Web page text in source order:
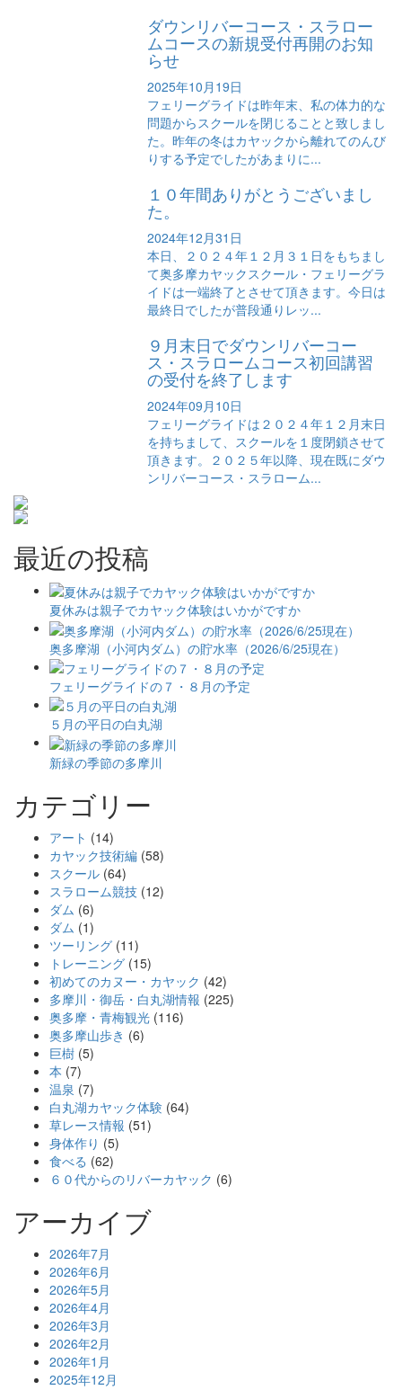
ダウンリバーコース・スラロー
ムコースの新規受付再開のお知
らせ
2025年10月19日
フェリーグライドは昨年末、私の体力的な
問題からスクールを閉じることと致しまし
た。昨年の冬はカヤックから離れてのんび
りする予定でしたがあまりに...
１０年間ありがとうございまし
た。
2024年12月31日
本日、２０２４年１２月３１日をもちまし
て奥多摩カヤックスクール・フェリーグラ
イドは一端終了とさせて頂きます。今日は
最終日でしたが普段通りレッ...
９月末日でダウンリバーコー
ス・スラロームコース初回講習
の受付を終了します
2024年09月10日
フェリーグライドは２０２４年１２月末日
を持ちまして、スクールを１度閉鎖させて
頂きます。２０２５年以降、現在既にダウ
ンリバーコース・スラローム...
最近の投稿
夏休みは親子でカヤック体験はいかがですか
奥多摩湖（小河内ダム）の貯水率（2026/6/25現在）
フェリーグライドの７・８月の予定
５月の平日の白丸湖
新緑の季節の多摩川
カテゴリー
アート (14)
カヤック技術編 (58)
スクール (64)
スラローム競技 (12)
ダム (6)
ダム (1)
ツーリング (11)
トレーニング (15)
初めてのカヌー・カヤック (42)
多摩川・御岳・白丸湖情報 (225)
奥多摩・青梅観光 (116)
奥多摩山歩き (6)
巨樹 (5)
本 (7)
温泉 (7)
白丸湖カヤック体験 (64)
草レース情報 (51)
身体作り (5)
食べる (62)
６０代からのリバーカヤック (6)
アーカイブ
2026年7月
2026年6月
2026年5月
2026年4月
2026年3月
2026年2月
2026年1月
2025年12月